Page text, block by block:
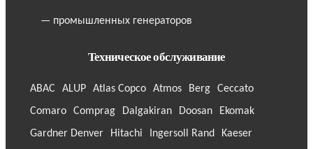
— промышленных генераторов
Техническое обслуживание
ABAC ALUP Atlas Copco Atmos Berg
Ceccato
Comaro
Comprag Dalgakiran Doosan
Ekomak
Gardner Denver
Hitachi Ingersoll Rand
Kaeser